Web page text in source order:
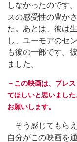
しなかったのです
スの感受性の豊か
た。あとは、彼は
し、ユーモアのセ
も彼の一部です。
ました。
－この映画は、プレ
てほしいと思いまし
お願いします。
そう感じてもらえ
自分がこの映画を